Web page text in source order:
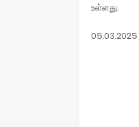
உள்ளது.
05.03.2025